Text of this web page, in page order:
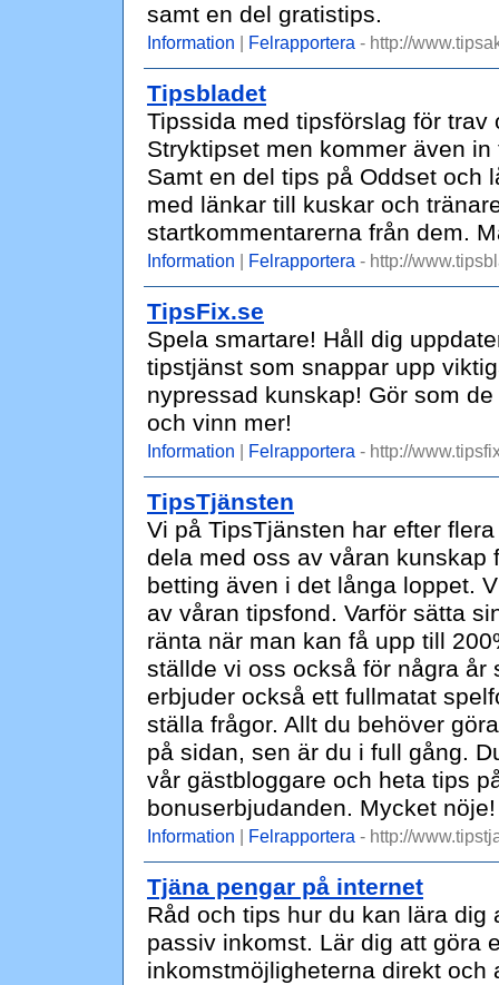
samt en del gratistips.
Information | Felrapportera - http://
Tipsbladet
Tipssida med tipsförslag för
Stryktipset men kommer även
Samt en del tips på Oddset och
med länkar till kuskar och
startkommentarerna från dem.
Information | Felrapportera - http://
TipsFix.se
Spela smartare! Håll dig
tipstjänst som snappar upp
nypressad kunskap! Gör som
och vinn mer!
Information | Felrapportera - http://
TipsTjänsten
Vi på TipsTjänsten har efter
dela med oss av våran kunskap
betting även i det långa loppet.
av våran tipsfond. Varför sätta
ränta när man kan få upp till
ställde vi oss också för några år
erbjuder också ett fullmatat
ställa frågor. Allt du behöver
på sidan, sen är du i full gång.
vår gästbloggare och heta tips
bonuserbjudanden. Mycket nöje!
Information | Felrapportera - http://
Tjäna pengar på internet
Råd och tips hur du kan lära
passiv inkomst. Lär dig att göra
inkomstmöjligheterna direkt